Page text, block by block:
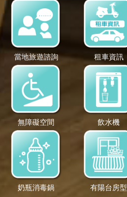
當地旅遊諮詢 租車資訊
無障礙空間 飲水機
奶瓶消毒鍋 有陽台房型